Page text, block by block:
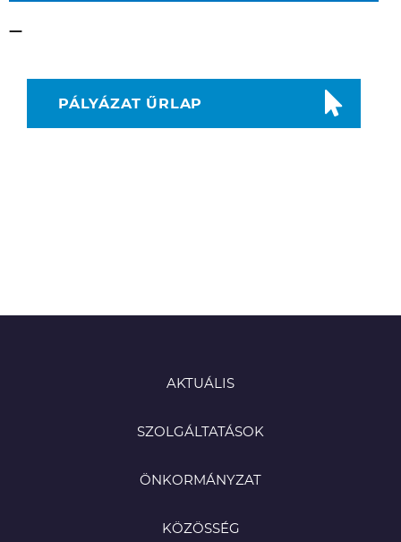
—
PÁLYÁZAT ŰRLAP
AKTUÁLIS
SZOLGÁLTATÁSOK
ÖNKORMÁNYZAT
KÖZÖSSÉG